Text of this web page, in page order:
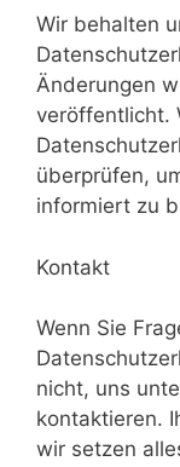
Wir behalten
Änderungen
veröffentlicht.
überprüfen,
informiert zu
Kontakt
Wenn Sie
nicht, uns
kontaktieren.
wir setzen